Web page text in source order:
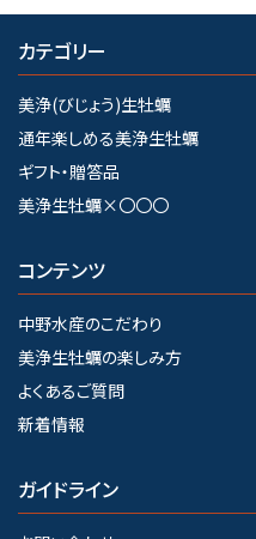
カテゴリー
美浄(びじょう)生牡蠣
通年楽しめる美浄生牡蠣
ギフト・贈答品
美浄生牡蠣×〇〇〇
コンテンツ
中野水産のこだわり
美浄生牡蠣の楽しみ方
よくあるご質問
新着情報
ガイドライン